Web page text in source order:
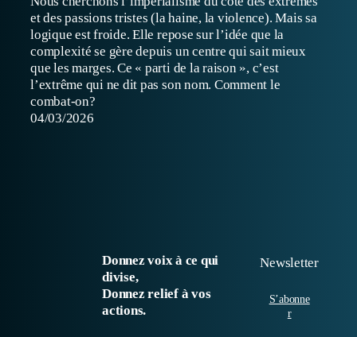
et des passions tristes (la haine, la violence). Mais sa
logique est froide. Elle repose sur l’idée que la
complexité se gère depuis un centre qui sait mieux
que les marges. Ce « parti de la raison », c’est
l’extrême qui ne dit pas son nom. Comment le
combat-on?
04/03/2026
Donnez voix à ce qui
divise,
Donnez relief à vos
actions.
Newsletter
S’abonne
r